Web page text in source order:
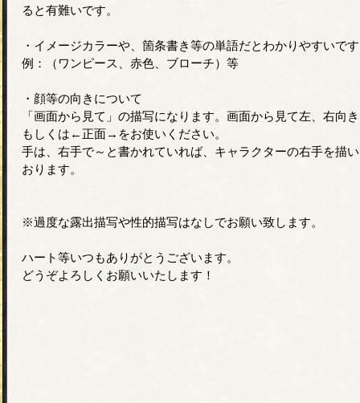
ると有難いです。
・イメージカラーや、箇条書き等の単語だとわかりやすいで
例：（ワンピース、赤色、ブローチ）等
・顔等の向きについて
「画面から見て」の描写になります。画面から見て左、右向
もしくは←正面→をお使いください。
手は、右手で～と書かれていれば、キャラクターの右手を描
おります。
※過度な露出描写や性的描写はなしでお願い致します。
ハート等いつもありがとうございます。
どうぞよろしくお願いいたします！